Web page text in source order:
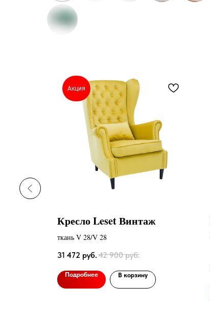
Акция
Кресло Leset Винтаж
ткань V 28/V 28
31 472 руб. 42 900 руб.
Подробнее В корзину